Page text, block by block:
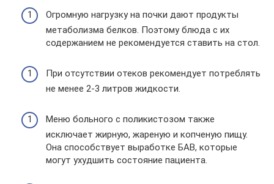
Огромную нагрузку на почки дают продукты
метаболизма белков. Поэтому блюда с их
содержанием не рекомендуется ставить на стол.
При отсутствии отеков рекомендует потреблять
не менее 2-3 литров жидкости.
Меню больного с поликистозом также
исключает жирную, жареную и копченую пищу.
Она способствует выработке БАВ, которые
могут ухудшить состояние пациента.